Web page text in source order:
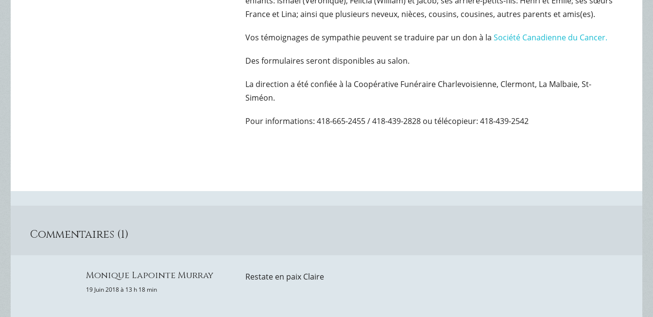
France et Lina; ainsi que plusieurs neveux, nièces, cousins, cousines, autres parents et amis(es).
Vos témoignages de sympathie peuvent se traduire par un don à laSociété Canadienne du Cancer.
Des formulaires seront disponibles au salon.
La direction a été confiée à la Coopérative Funéraire Charlevoisienne, Clermont, La Malbaie, St-
Siméon.
Pour informations: 418-665-2455 / 418-439-2828 ou télécopieur: 418-439-2542
Commentaires (1)
Monique Lapointe Murray
19 Juin 2018 à 13 h 18 min
Restate en paix Claire